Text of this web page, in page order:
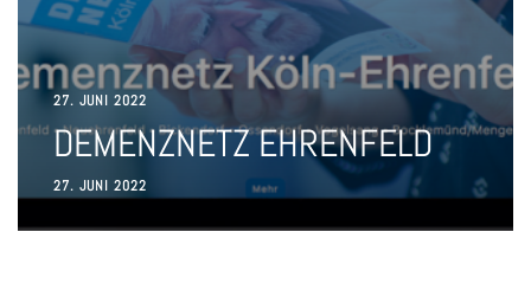
27. JUNI 2022
DEMENZNETZ EHRENFELD
27. JUNI 2022